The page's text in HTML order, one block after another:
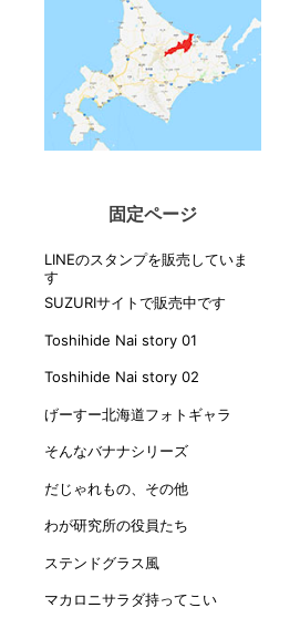
固定ページ
LINEのスタンプを販売していま
す
SUZURIサイトで販売中です
Toshihide Nai story 01
Toshihide Nai story 02
げーすー北海道フォトギャラ
そんなバナナシリーズ
だじゃれもの、その他
わが研究所の役員たち
ステンドグラス風
マカロニサラダ持ってこい